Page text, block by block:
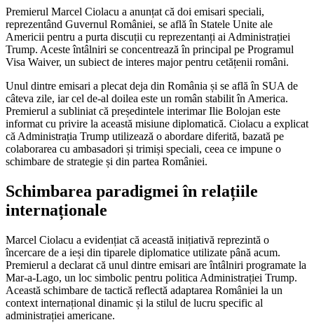
Premierul Marcel Ciolacu a anunțat că doi emisari speciali,
reprezentând Guvernul României, se află în Statele Unite ale
Americii pentru a purta discuții cu reprezentanți ai Administrației
Trump. Aceste întâlniri se concentrează în principal pe Programul
Visa Waiver, un subiect de interes major pentru cetățenii români.
Unul dintre emisari a plecat deja din România și se află în SUA de
câteva zile, iar cel de-al doilea este un român stabilit în America.
Premierul a subliniat că președintele interimar Ilie Bolojan este
informat cu privire la această misiune diplomatică. Ciolacu a explicat
că Administrația Trump utilizează o abordare diferită, bazată pe
colaborarea cu ambasadori și trimiși speciali, ceea ce impune o
schimbare de strategie și din partea României.
Schimbarea paradigmei în relațiile
internaționale
Marcel Ciolacu a evidențiat că această inițiativă reprezintă o
încercare de a ieși din tiparele diplomatice utilizate până acum.
Premierul a declarat că unul dintre emisari are întâlniri programate la
Mar-a-Lago, un loc simbolic pentru politica Administrației Trump.
Această schimbare de tactică reflectă adaptarea României la un
context internațional dinamic și la stilul de lucru specific al
administrației americane.